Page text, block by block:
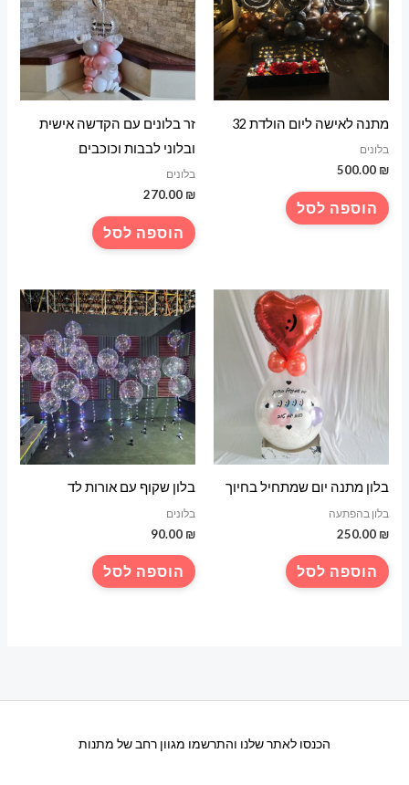
מתנה לאישה ליום הולדת 32
בלונים
500.00 ₪
הוספה לסל
זר בלונים עם הקדשה אישית
ובלוני לבבות וכוכבים
בלונים
270.00 ₪
הוספה לסל
בלון מתנה יום שמתחיל בחיוך
בלון בהפתעה
250.00 ₪
הוספה לסל
בלון שקוף עם אורות לד
בלונים
90.00 ₪
הוספה לסל
הכנסו לאתר שלנו והתרשמו מגוון רחב של מתנות